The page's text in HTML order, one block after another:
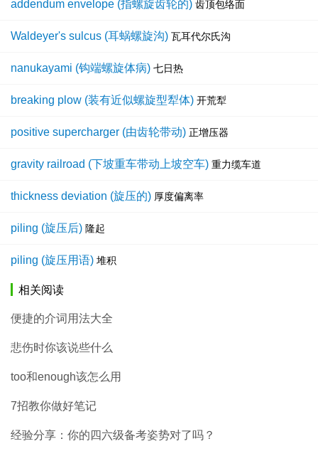
addendum envelope (指螺旋齿轮的) 齿顶包络面
Waldeyer's sulcus (耳蜗螺旋沟) 瓦耳代尔氏沟
nanukayami (钩端螺旋体病) 七日热
breaking plow (装有近似螺旋型犁体) 开荒犁
positive supercharger (由齿轮带动) 正增压器
gravity railroad (下坡重车带动上坡空车) 重力缆车道
thickness deviation (旋压的) 厚度偏离率
piling (旋压后) 隆起
piling (旋压用语) 堆积
相关阅读
便捷的介词用法大全
悲伤时你该说些什么
too和enough该怎么用
7招教你做好笔记
经验分享：你的四六级备考姿势对了吗？